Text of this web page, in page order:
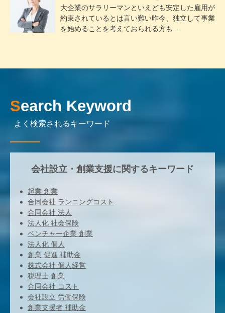
大企業のサラリーマンといえども安定した雇用が
約束されているとは言い難い昨今、独立して事業
を始めることを考えておられる方も...
Search Keyword
よく検索されるキーワード
会社設立・創業支援に関するキーワード
起業 創業
合同会社 ランニングコスト
合同会社 法人
法人化 社会保険
ベンチャー企業 創業
法人化 個人
創業 促進 補助金
株式会社 個人経営
税理士 創業
合同会社 コスト
会社設立 労働保険
創業支援者 補助金